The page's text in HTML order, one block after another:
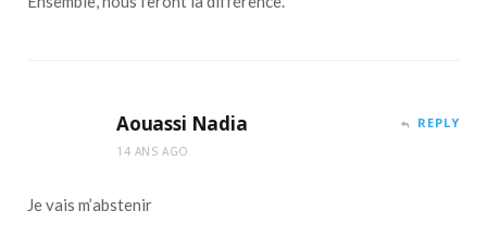
Aouassi Nadia
14 ANS AGO
REPLY
Je vais m’abstenir